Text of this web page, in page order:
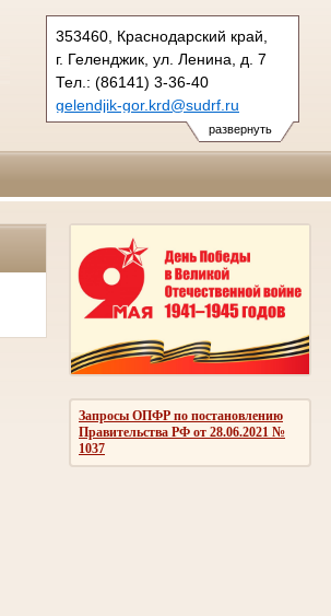
развернуть
353460, Краснодарский край,
г. Геленджик, ул. Ленина, д. 7
Тел.: (86141) 3-36-40
gelendjik-gor.krd@sudrf.ru
Запросы ОПФР по постановлению
Правительства РФ от 28.06.2021 №
1037